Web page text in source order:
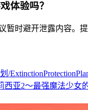
体验吗？
暂时避开泄露内容。
/
西亚2～最强魔法少女